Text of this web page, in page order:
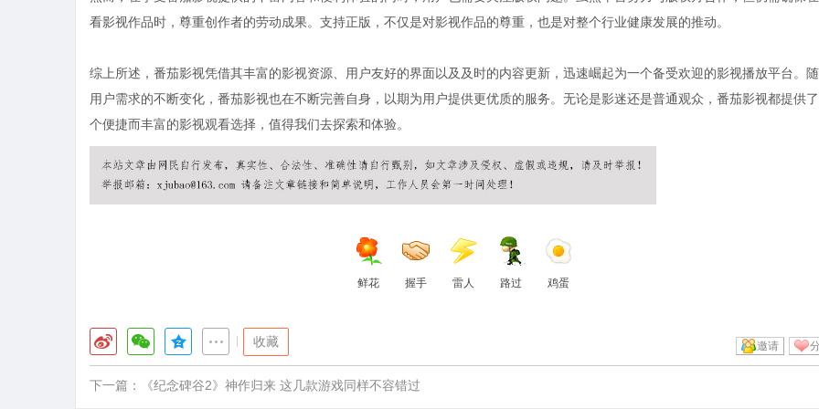
看影视作品时，尊重创作者的劳动成果。支持正版，不仅是对影视作品的尊重，也是对整个行业健康发展的推动。
综上所述，番茄影视凭借其丰富的影视资源、用户友好的界面以及及时的内容更新，迅速崛起为一个备受欢迎的影视播放平台。
用户需求的不断变化，番茄影视也在不断完善自身，以期为用户提供更优质的服务。无论是影迷还是普通观众，番茄影视都提供
个便捷而丰富的影视观看选择，值得我们去探索和体验。
鲜花 握手 雷人 路过 鸡蛋
收藏 邀请
下一篇： 《纪念碑谷2》神作归来 这几款游戏同样不容错过